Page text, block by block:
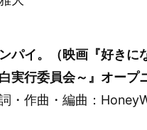
パイ。（映画『好きに
実行委員会～』オープ
曲・編曲：